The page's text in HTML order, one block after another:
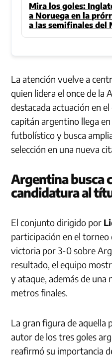
Mira los goles:
a Noruega en la
a las semifinales del
La atención vuelve a
quien lidera el once de la
destacada actuación en
capitán argentino llega
futbolístico y busca
selección en una nueva
Argentina busca
candidatura al
El conjunto dirigido por
participación en el
victoria por 3-0 sobre
resultado, el equipo
y ataque, además de una
metros finales.
La gran figura de aquella
autor de los tres goles
reafirmó su importancia